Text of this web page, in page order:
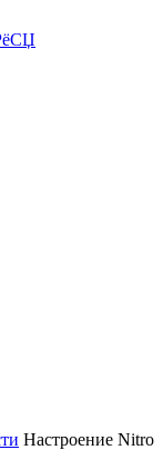
Настроение Nitro